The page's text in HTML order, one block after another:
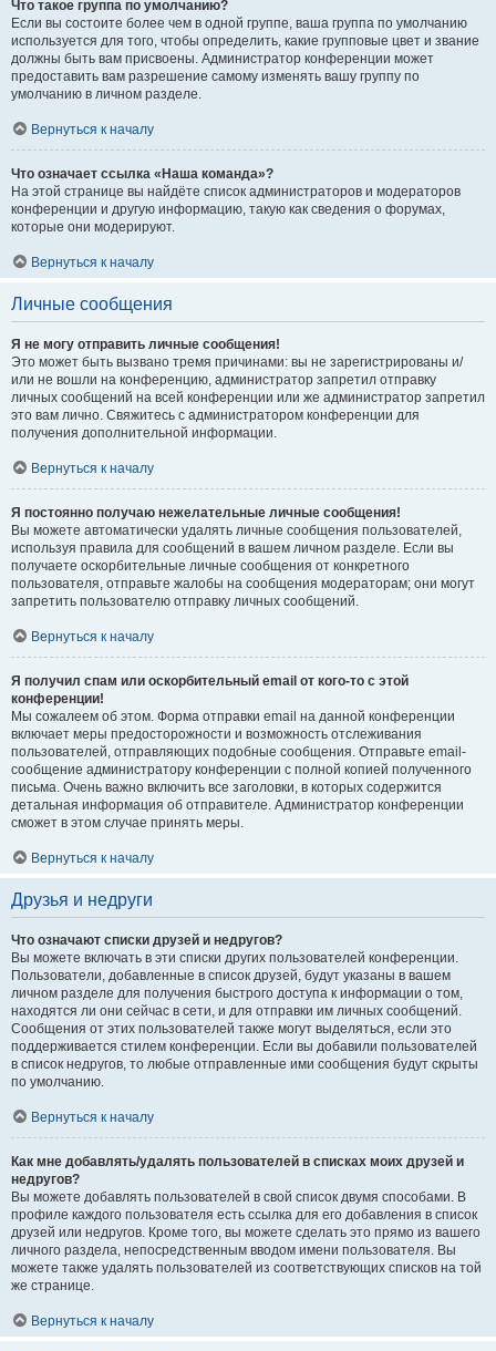
Что такое группа по умолчанию?
Если вы состоите более чем в одной группе, ваша группа по умолчанию
используется для того, чтобы определить, какие групповые цвет и звание
должны быть вам присвоены. Администратор конференции может
предоставить вам разрешение самому изменять вашу группу по
умолчанию в личном разделе.
Вернуться к началу
Что означает ссылка «Наша команда»?
На этой странице вы найдёте список администраторов и модераторов
конференции и другую информацию, такую как сведения о форумах,
которые они модерируют.
Вернуться к началу
Личные сообщения
Я не могу отправить личные сообщения!
Это может быть вызвано тремя причинами: вы не зарегистрированы и/
или не вошли на конференцию, администратор запретил отправку
личных сообщений на всей конференции или же администратор запретил
это вам лично. Свяжитесь с администратором конференции для
получения дополнительной информации.
Вернуться к началу
Я постоянно получаю нежелательные личные сообщения!
Вы можете автоматически удалять личные сообщения пользователей,
используя правила для сообщений в вашем личном разделе. Если вы
получаете оскорбительные личные сообщения от конкретного
пользователя, отправьте жалобы на сообщения модераторам; они могут
запретить пользователю отправку личных сообщений.
Вернуться к началу
Я получил спам или оскорбительный email от кого-то с этой
конференции!
Мы сожалеем об этом. Форма отправки email на данной конференции
включает меры предосторожности и возможность отслеживания
пользователей, отправляющих подобные сообщения. Отправьте email-
сообщение администратору конференции с полной копией полученного
письма. Очень важно включить все заголовки, в которых содержится
детальная информация об отправителе. Администратор конференции
сможет в этом случае принять меры.
Вернуться к началу
Друзья и недруги
Что означают списки друзей и недругов?
Вы можете включать в эти списки других пользователей конференции.
Пользователи, добавленные в список друзей, будут указаны в вашем
личном разделе для получения быстрого доступа к информации о том,
находятся ли они сейчас в сети, и для отправки им личных сообщений.
Сообщения от этих пользователей также могут выделяться, если это
поддерживается стилем конференции. Если вы добавили пользователей
в список недругов, то любые отправленные ими сообщения будут скрыты
по умолчанию.
Вернуться к началу
Как мне добавлять/удалять пользователей в списках моих друзей и
недругов?
Вы можете добавлять пользователей в свой список двумя способами. В
профиле каждого пользователя есть ссылка для его добавления в список
друзей или недругов. Кроме того, вы можете сделать это прямо из вашего
личного раздела, непосредственным вводом имени пользователя. Вы
можете также удалять пользователей из соответствующих списков на той
же странице.
Вернуться к началу